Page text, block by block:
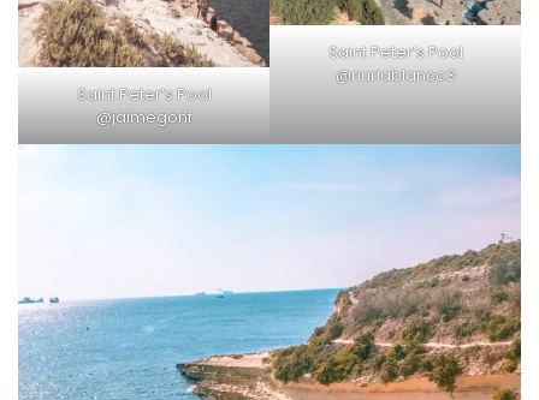
Saint Peter’s Pool
@jaimegonf
Saint Peter’s Pool
@nuriablanco3